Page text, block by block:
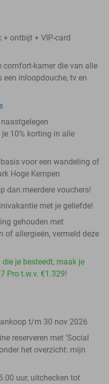
+ ontbijt + VIP-card
comfort-kamer die van alle
een inloopdouche, tv en
10% korting in alle
voor een wandeling of
Hoge Kempen
dan meerdere vouchers!
met je geliefde!
gehouden met
of allergieën, vermeld deze
je besteedt, maak je
Pro t.w.v. €1.329!
t/m 30 nov 2026
reserveren met 'Social
het overzicht: mijn
uur, uitchecken tot